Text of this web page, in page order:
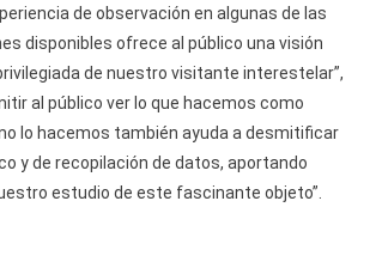
de observación en algunas de las
disponibles ofrece al público una visión
de nuestro visitante interestelar”,
al público ver lo que hacemos como
lo hacemos también ayuda a desmitificar
y de recopilación de datos, aportando
estudio de este fascinante objeto”.